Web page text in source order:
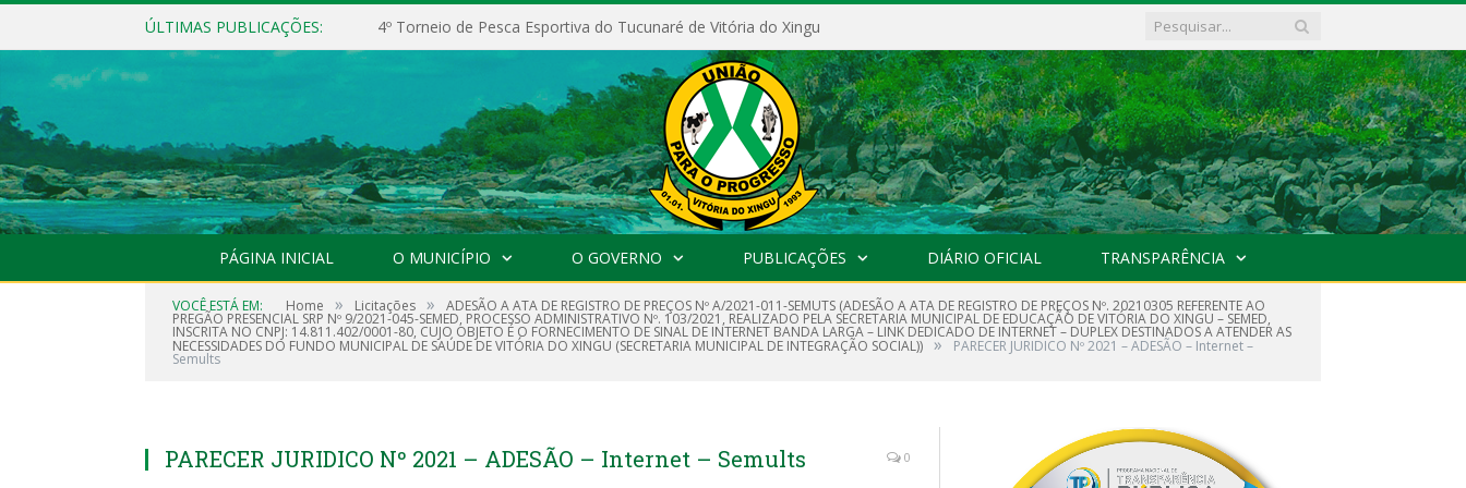
ÚLTIMAS PUBLICAÇÕES: 4º Torneio de Pesca Esportiva do Tucunaré de Vitória do Xingu
PÁGINA INICIAL O MUNICÍPIO O GOVERNO PUBLICAÇÕES DIÁRIO OFICIAL TRANSPARÊNCIA
VOCÊ ESTÁ EM: Home » Licitações » ADESÃO A ATA DE REGISTRO DE PREÇOS Nº A/2021-011-SEMUTS (ADESÃO A ATA DE REGISTRO DE PREÇOS Nº. 20210305 REFERENTE AO
PREGÃO PRESENCIAL SRP Nº 9/2021-045-SEMED, PROCESSO ADMINISTRATIVO Nº. 103/2021, REALIZADO PELA SECRETARIA MUNICIPAL DE EDUCAÇÃO DE VITÓRIA DO XINGU – SEMED,
INSCRITA NO CNPJ: 14.811.402/0001-80, CUJO OBJETO É O FORNECIMENTO DE SINAL DE INTERNET BANDA LARGA – LINK DEDICADO DE INTERNET – DUPLEX DESTINADOS A ATENDER AS
NECESSIDADES DO FUNDO MUNICIPAL DE SAÚDE DE VITÓRIA DO XINGU (SECRETARIA MUNICIPAL DE INTEGRAÇÃO SOCIAL)) » PARECER JURIDICO Nº 2021 – ADESÃO – Internet –
Semults
PARECER JURIDICO Nº 2021 – ADESÃO – Internet – Semults 0